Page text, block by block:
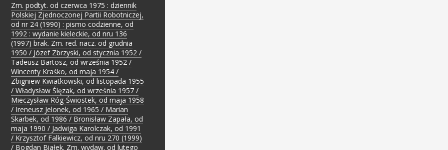
Zm. podtyt. od czerwca 1975 : dziennik
Polskiej Zjednoczonej Partii Robotniczej,
od nr 24 (1990) : pismo codzienne, od
1992 : wydanie kieleckie, od nru 136
(1997) brak. Zm. red. nacz. od grudnia
1950 / Józef Zbrzyski, od stycznia 1952 /
Tadeusz Bartosz, od września 1952 /
Wincenty Kraśko, od maja 1954 /
Zbigniew Kwiatkowski, od listopada 1955
/ Władysław Ślęzak, od września 1957 /
Mieczysław Róg-Świostek, od maja 1958
/ Ireneusz Jelonek, od 1965 / Marian
Skarbek, od 1986 / Bronisław Zapała, od
maja 1990 / Jadwiga Karolczak, od 1991
/ Krzysztof Falkiewicz, od nru 270 (1999)
/ Bogdan Białek. Zm. wydaw. od lutego